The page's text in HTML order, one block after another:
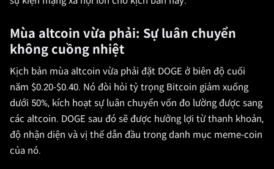
Mùa altcoin vừa phải: Sự luân chuyển
không cuồng nhiệt
Kịch bản mùa altcoin vừa phải đặt DOGE ở biên độ cuối
năm $0.20-$0.40. Nó đòi hỏi tỷ trọng Bitcoin giảm xuống
dưới 50%, kích hoạt sự luân chuyển vốn đo lường được sang
các altcoin. DOGE sau đó sẽ được hưởng lợi từ thanh khoản,
độ nhận diện và vị thế dẫn đầu trong danh mục meme-coin
của nó.